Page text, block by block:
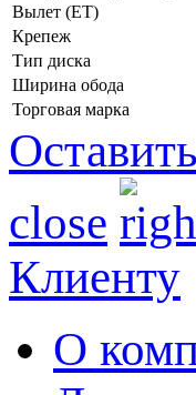
Вылет (ET)
Крепеж
Тип диска
Ширина обода
Торговая марка
close
Клиенту
О